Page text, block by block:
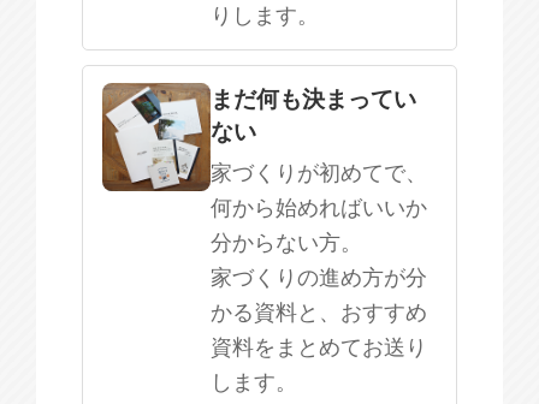
りします。
まだ何も決まってい
ない
家づくりが初めてで、
何から始めればいいか
分からない方。
家づくりの進め方が分
かる資料と、おすすめ
資料をまとめてお送り
します。